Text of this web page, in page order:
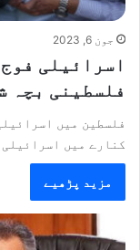
جون 6, 2023
فلسطینی بچہ
فلسطین میں
کنارے میں اسرائیلی فوج کی
مزید پڑھیے